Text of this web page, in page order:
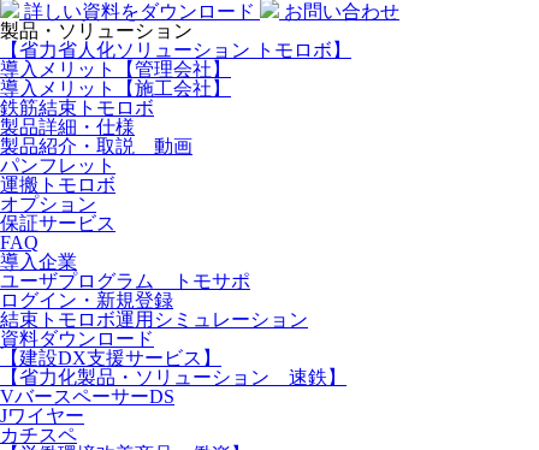
詳しい資料をダウンロード
お問い合わせ
製品・ソリューション
【省力省人化ソリューション トモロボ】
導入メリット【管理会社】
導入メリット【施工会社】
鉄筋結束トモロボ
製品詳細・仕様
製品紹介・取説 動画
パンフレット
運搬トモロボ
オプション
保証サービス
FAQ
導入企業
ユーザプログラム トモサポ
ログイン・新規登録
結束トモロボ運用シミュレーション
資料ダウンロード
【建設DX支援サービス】
【省力化製品・ソリューション 速鉄】
VバースペーサーDS
Jワイヤー
カチスペ